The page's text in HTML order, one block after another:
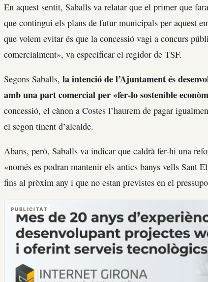
En aquest sentit, Saballs va relatar que el primer que
que contingui els plans de futur municipals per aquest
que volem evitar és que la concessió vagi a concurs
comercialment», va especificar el regidor de TSF.
Segons Saballs, la intenció de l’Ajuntament és
amb una part comercial per «fer-lo sostenible
concessió, el cànon a Costes l’haurem de pagar
el segon tinent d’alcalde.
Abans, però, Saballs va indicar que caldrà fer-hi una
«només es podran mantenir els antics banys vells Sant
fins al pròxim any i que no estan previstes en el
PUBLICITAT